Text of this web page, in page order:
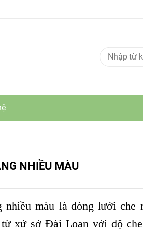
NHIỀU MÀU
nhiều màu là dòng lưới che
xứ sở Đài Loan với độ